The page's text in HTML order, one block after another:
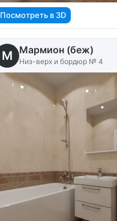
Посмотреть в 3D
M Мармион (беж)
Низ-верх и бордюр № 4